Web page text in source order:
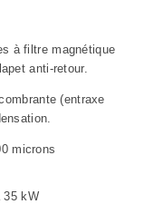
à filtre magnétique
anti-retour.
(entraxe
microns
35 kW